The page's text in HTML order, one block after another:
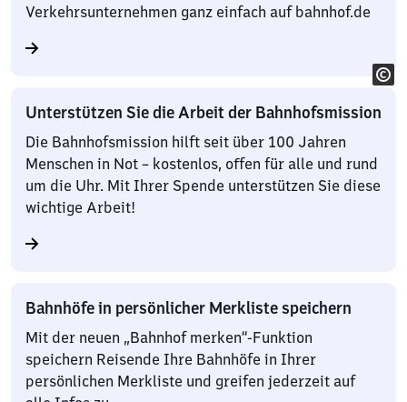
Verkehrsunternehmen ganz einfach auf bahnhof.de
Unterstützen Sie die Arbeit der Bahnhofsmission
Die Bahnhofsmission hilft seit über 100 Jahren
Menschen in Not – kostenlos, offen für alle und rund
um die Uhr. Mit Ihrer Spende unterstützen Sie diese
wichtige Arbeit!
Bahnhöfe in persönlicher Merkliste speichern
Mit der neuen „Bahnhof merken“-Funktion
speichern Reisende Ihre Bahnhöfe in Ihrer
persönlichen Merkliste und greifen jederzeit auf